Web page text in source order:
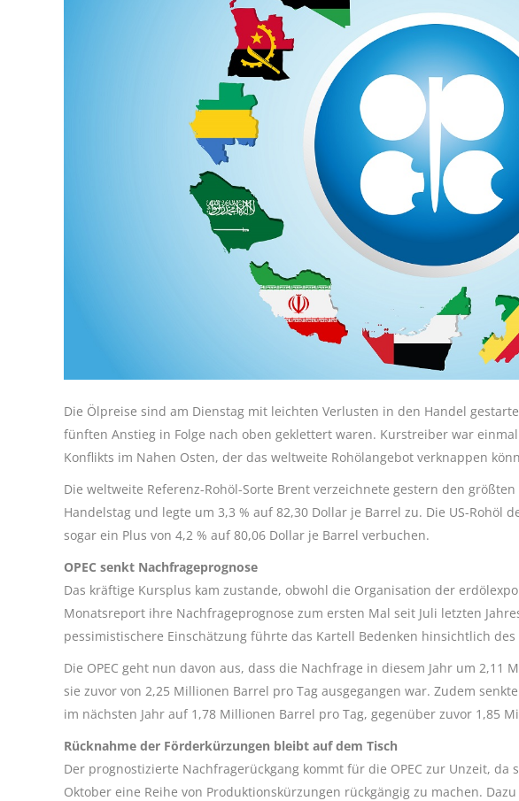
Die Ölpreise sind am Dienstag mit leichten Verlusten in den Handel
fünften Anstieg in Folge nach oben geklettert waren. Kurstreiber war
Konflikts im Nahen Osten, der das weltweite Rohölangebot verknappen
Die weltweite Referenz-Rohöl-Sorte Brent verzeichnete gestern den
Handelstag und legte um 3,3 % auf 82,30 Dollar je Barrel zu. Die US-Rohöl
sogar ein Plus von 4,2 % auf 80,06 Dollar je Barrel verbuchen.
OPEC senkt Nachfrageprognose
Das kräftige Kursplus kam zustande, obwohl die Organisation der
Monatsreport ihre Nachfrageprognose zum ersten Mal seit Juli letzten
pessimistischere Einschätzung führte das Kartell Bedenken hinsichtlich
Die OPEC geht nun davon aus, dass die Nachfrage in diesem Jahr um
sie zuvor von 2,25 Millionen Barrel pro Tag ausgegangen war. Zudem
im nächsten Jahr auf 1,78 Millionen Barrel pro Tag, gegenüber zuvor 1,85
Rücknahme der Förderkürzungen bleibt auf dem Tisch
Der prognostizierte Nachfragerückgang kommt für die OPEC zur Unzeit,
Oktober eine Reihe von Produktionskürzungen rückgängig zu machen.